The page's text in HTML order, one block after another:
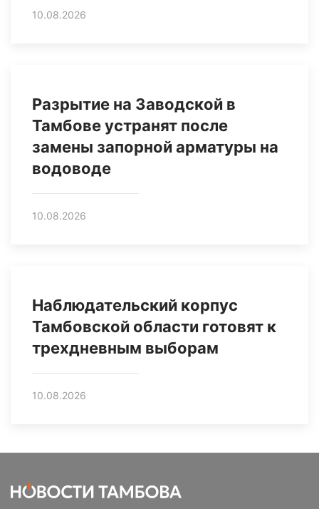
10.08.2026
Разрытие на Заводской в
Тамбове устранят после
замены запорной арматуры на
водоводе
10.08.2026
Наблюдательский корпус
Тамбовской области готовят к
трехдневным выборам
10.08.2026